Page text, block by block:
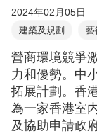
2024年02月05日
建築及規劃 藝
營商環境競爭
力和優勢。中
拓展計劃。香
為一家香港室
及協助申請政